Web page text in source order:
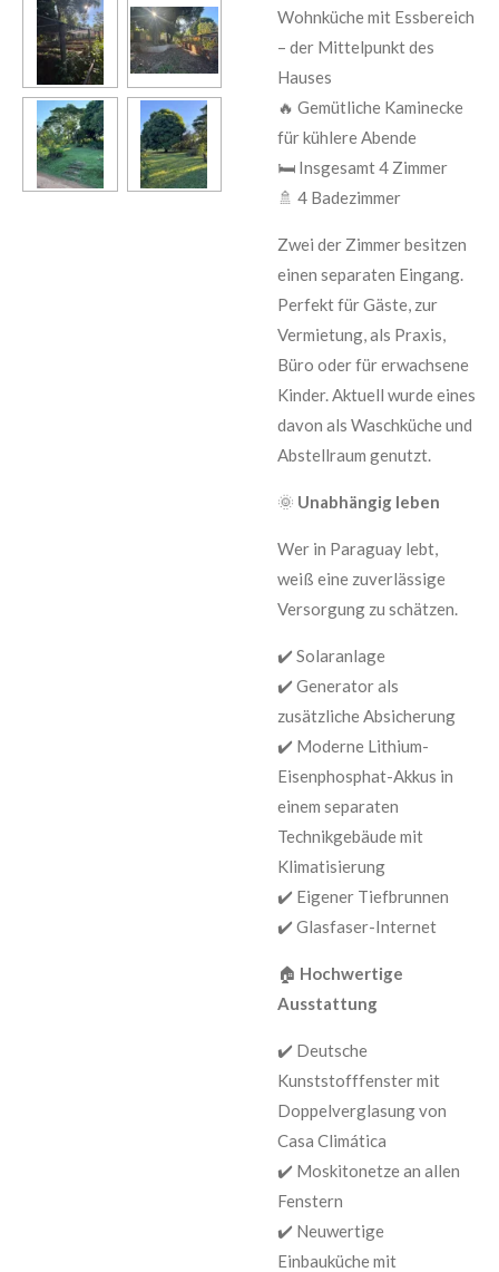
Wohnküche mit Essbereich
– der Mittelpunkt des
Hauses
🔥 Gemütliche Kaminecke
für kühlere Abende
🛏️ Insgesamt 4 Zimmer
🚿 4 Badezimmer
Zwei der Zimmer besitzen
einen separaten Eingang.
Perfekt für Gäste, zur
Vermietung, als Praxis,
Büro oder für erwachsene
Kinder. Aktuell wurde eines
davon als Waschküche und
Abstellraum genutzt.
🌞 Unabhängig leben
Wer in Paraguay lebt,
weiß eine zuverlässige
Versorgung zu schätzen.
✔️ Solaranlage
✔️ Generator als
zusätzliche Absicherung
✔️ Moderne Lithium-
Eisenphosphat-Akkus in
einem separaten
Technikgebäude mit
Klimatisierung
✔️ Eigener Tiefbrunnen
✔️ Glasfaser-Internet
🏠 Hochwertige
Ausstattung
✔️ Deutsche
Kunststofffenster mit
Doppelverglasung von
Casa Climática
✔️ Moskitonetze an allen
Fenstern
✔️ Neuwertige
Einbauküche mit